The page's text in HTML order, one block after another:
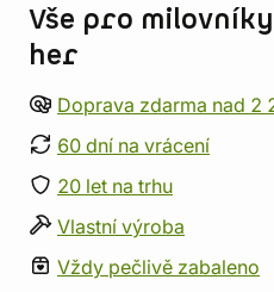
Vše pro
her
Doprava zdarma nad 2
60 dní na vrácení
20 let na trhu
Vlastní výroba
Vždy pečlivě zabaleno